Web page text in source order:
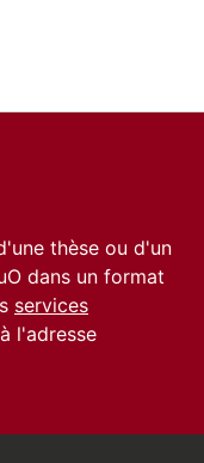
thèse ou d'un
dans un format
services
à l'adresse